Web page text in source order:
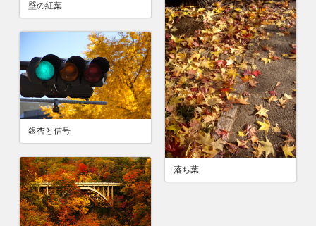
壁の紅葉
落ち葉
銀杏と信号